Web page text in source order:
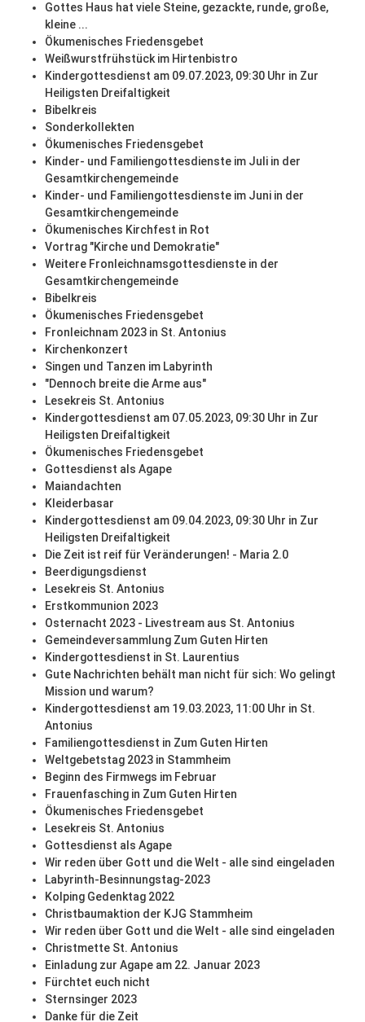
Gottes Haus hat viele Steine, gezackte, runde, große,
kleine ...
Ökumenisches Friedensgebet
Weißwurstfrühstück im Hirtenbistro
Kindergottesdienst am 09.07.2023, 09:30 Uhr in Zur
Heiligsten Dreifaltigkeit
Bibelkreis
Sonderkollekten
Ökumenisches Friedensgebet
Kinder- und Familiengottesdienste im Juli in der
Gesamtkirchengemeinde
Kinder- und Familiengottesdienste im Juni in der
Gesamtkirchengemeinde
Ökumenisches Kirchfest in Rot
Vortrag "Kirche und Demokratie"
Weitere Fronleichnamsgottesdienste in der
Gesamtkirchengemeinde
Bibelkreis
Ökumenisches Friedensgebet
Fronleichnam 2023 in St. Antonius
Kirchenkonzert
Singen und Tanzen im Labyrinth
"Dennoch breite die Arme aus"
Lesekreis St. Antonius
Kindergottesdienst am 07.05.2023, 09:30 Uhr in Zur
Heiligsten Dreifaltigkeit
Ökumenisches Friedensgebet
Gottesdienst als Agape
Maiandachten
Kleiderbasar
Kindergottesdienst am 09.04.2023, 09:30 Uhr in Zur
Heiligsten Dreifaltigkeit
Die Zeit ist reif für Veränderungen! - Maria 2.0
Beerdigungsdienst
Lesekreis St. Antonius
Erstkommunion 2023
Osternacht 2023 - Livestream aus St. Antonius
Gemeindeversammlung Zum Guten Hirten
Kindergottesdienst in St. Laurentius
Gute Nachrichten behält man nicht für sich: Wo gelingt
Mission und warum?
Kindergottesdienst am 19.03.2023, 11:00 Uhr in St.
Antonius
Familiengottesdienst in Zum Guten Hirten
Weltgebetstag 2023 in Stammheim
Beginn des Firmwegs im Februar
Frauenfasching in Zum Guten Hirten
Ökumenisches Friedensgebet
Lesekreis St. Antonius
Gottesdienst als Agape
Wir reden über Gott und die Welt - alle sind eingeladen
Labyrinth-Besinnungstag-2023
Kolping Gedenktag 2022
Christbaumaktion der KJG Stammheim
Wir reden über Gott und die Welt - alle sind eingeladen
Christmette St. Antonius
Einladung zur Agape am 22. Januar 2023
Fürchtet euch nicht
Sternsinger 2023
Danke für die Zeit